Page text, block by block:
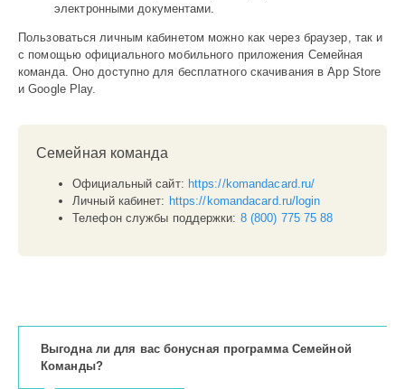
электронными документами.
Пользоваться личным кабинетом можно как через браузер, так и
с помощью официального мобильного приложения Семейная
команда. Оно доступно для бесплатного скачивания в App Store
и Google Play.
Семейная команда
Официальный сайт: https://komandacard.ru/
Личный кабинет: https://komandacard.ru/login
Телефон службы поддержки: 8 (800) 775 75 88
0
Выгодна ли для вас бонусная программа Семейной
Команды?